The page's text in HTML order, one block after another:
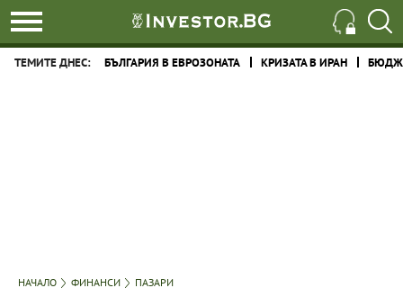
ТЕМИТЕ ДНЕС: БЪЛГАРИЯ В ЕВРОЗОНАТА КРИЗАТА В ИРАН
НАЧАЛО ФИНАНСИ ПАЗАРИ